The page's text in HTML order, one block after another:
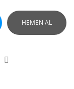
HEMEN AL